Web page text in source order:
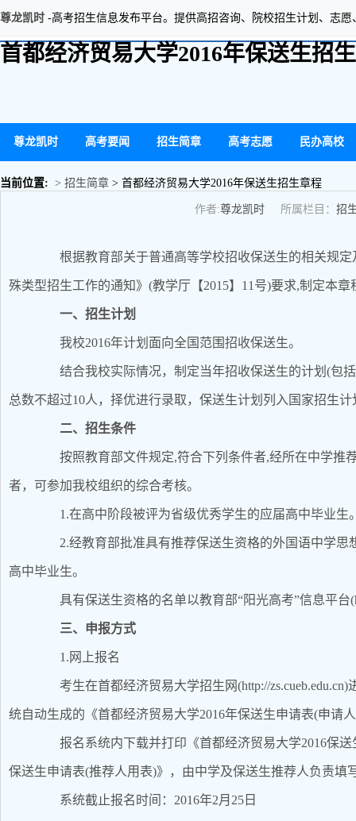
尊龙凯时 -高考招生信息发布平台。提供高招咨询、院校招生计划、志
首都经济贸易大学2016年保送生招
尊龙凯时 高考要闻 招生简章 高考志愿 民办高校
当前位置: > 招生简章 > 首都经济贸易大学2016年保送生招生章程
作者:尊龙凯时 所属栏目： 招
根据教育部关于普通高等学校招收保送生的相关规定
殊类型招生工作的通知》(教学厅【2015】11号)要求,制定本章
一、招生计划
我校2016年计划面向全国范围招收保送生。
结合我校实际情况，制定当年招收保送生的计划(包括
总数不超过10人，择优进行录取，保送生计划列入国家招生计
二、招生条件
按照教育部文件规定,符合下列条件者,经所在中学推
者，可参加我校组织的综合考核。
1.在高中阶段被评为省级优秀学生的应届高中毕业生
2.经教育部批准具有推荐保送生资格的外国语中学思
高中毕业生。
具有保送生资格的名单以教育部“阳光高考”信息平台
三、申报方式
1.网上报名
考生在首都经济贸易大学招生网(http://zs.cueb.edu.cn)
统自动生成的《首都经济贸易大学2016年保送生申请表(申请
报名系统内下载并打印《首都经济贸易大学2016保送
保送生申请表(推荐人用表)》，由中学及保送生推荐人负责填
系统截止报名时间：2016年2月25日